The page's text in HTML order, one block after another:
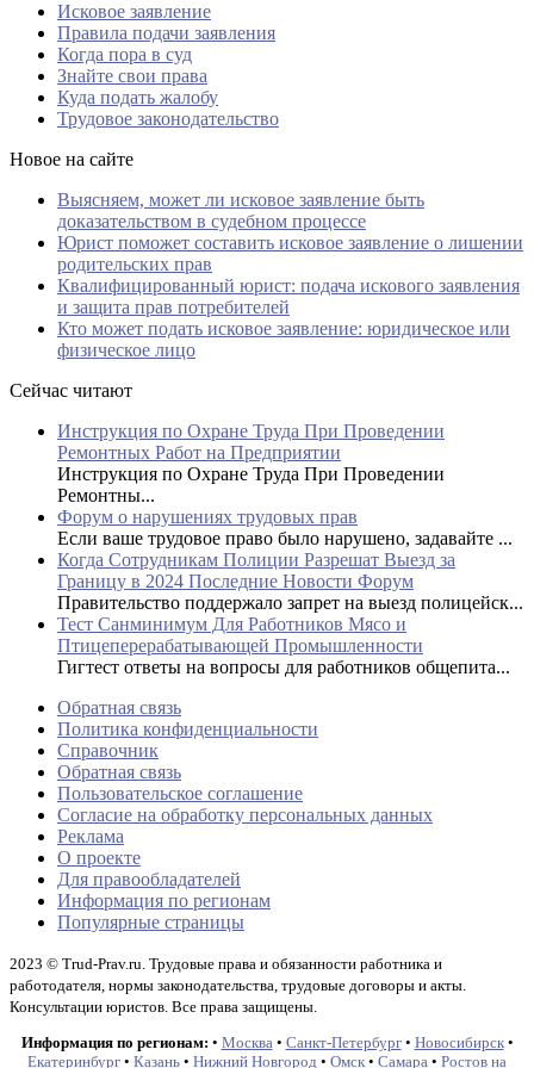
Исковое заявление
Правила подачи заявления
Когда пора в суд
Знайте свои права
Куда подать жалобу
Трудовое законодательство
Новое на сайте
Выясняем, может ли исковое заявление быть
доказательством в судебном процессе
Юрист поможет составить исковое заявление о лишении
родительских прав
Квалифицированный юрист: подача искового заявления
и защита прав потребителей
Кто может подать исковое заявление: юридическое или
физическое лицо
Сейчас читают
Инструкция по Охране Труда При Проведении
Ремонтных Работ на Предприятии
Инструкция по Охране Труда При Проведении
Ремонтны...
Форум о нарушениях трудовых прав
Если ваше трудовое право было нарушено, задавайте ...
Когда Сотрудникам Полиции Разрешат Выезд за
Границу в 2024 Последние Новости Форум
Правительство поддержало запрет на выезд полицейск...
Тест Санминимум Для Работников Мясо и
Птицеперерабатывающей Промышленности
Гигтест ответы на вопросы для работников общепита...
Обратная связь
Политика конфиденциальности
Справочник
Обратная связь
Пользовательское соглашение
Согласие на обработку персональных данных
Реклама
О проекте
Для правообладателей
Информация по регионам
Популярные страницы
2023 © Trud-Prav.ru. Трудовые права и обязанности работника и
работодателя, нормы законодательства, трудовые договоры и акты.
Консультации юристов. Все права защищены.
Информация по регионам: • Москва • Санкт-Петербург• Новосибирск•
Екатеринбург • Казань • Нижний Новгород • Омск • Самара • Ростов на